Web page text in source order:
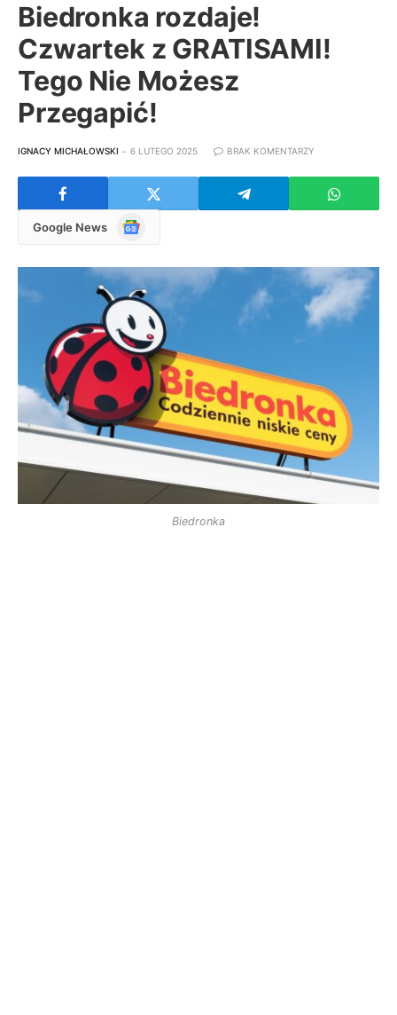
Biedronka rozdaje!
Czwartek z GRATISAMI!
Tego Nie Możesz
Przegapić!
IGNACY MICHAŁOWSKI 6 LUTEGO 2025 BRAK KOMENTARZY
Google News
Google
Biedronka